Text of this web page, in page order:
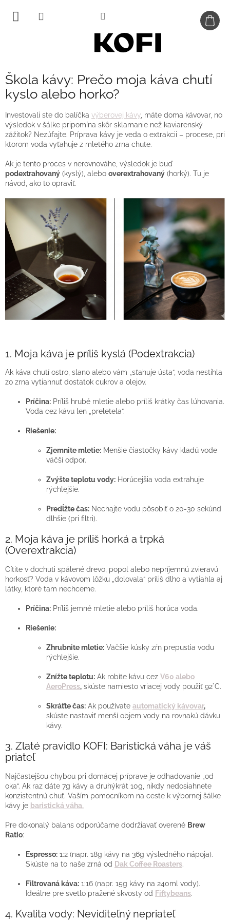
obsah
Škola kávy: Prečo moja káva chutí
kyslo alebo horko?
Investovali ste do balíčka výberovej kávy , máte doma kávovar, no
výsledok v šálke pripomína skôr sklamanie než kaviarenský
zážitok? Nezúfajte. Príprava kávy je veda o extrakcii – procese, pri
ktorom voda vyťahuje z mletého zrna chute.
Ak je tento proces v nerovnováhe, výsledok je buď
podextrahovaný (kyslý), alebo overextrahovaný (horký). Tu je
návod, ako to opraviť.
1. Moja káva je príliš kyslá (Podextrakcia)
Ak káva chutí ostro, slano alebo vám „sťahuje ústa“, voda nestihla
zo zrna vytiahnuť dostatok cukrov a olejov.
Príčina: Príliš hrubé mletie alebo príliš krátky čas lúhovania.
Voda cez kávu len „preletela“.
Riešenie:
Zjemnite mletie: Menšie čiastočky kávy kladú vode
väčší odpor.
Zvýšte teplotu vody: Horúcejšia voda extrahuje
rýchlejšie.
Predĺžte čas: Nechajte vodu pôsobiť o 20-30 sekúnd
dlhšie (pri filtri).
2. Moja káva je príliš horká a trpká
(Overextrakcia)
Cítite v dochuti spálené drevo, popol alebo nepríjemnú zvieravú
horkosť? Voda v kávovom lôžku „dolovala“ príliš dlho a vytiahla aj
látky, ktoré tam nechceme.
Príčina: Príliš jemné mletie alebo príliš horúca voda.
Riešenie:
Zhrubnite mletie: Väčšie kúsky zŕn prepustia vodu
rýchlejšie.
Znížte teplotu: Ak robíte kávu cez V60 alebo
AeroPress, skúste namiesto vriacej vody použiť 92°C.
Skráťte čas: Ak používate automatický kávovar,
skúste nastaviť menší objem vody na rovnakú dávku
kávy.
3. Zlaté pravidlo KOFI: Baristická váha je váš
priateľ
Najčastejšou chybou pri domácej príprave je odhadovanie „od
oka“. Ak raz dáte 7g kávy a druhýkrát 10g, nikdy nedosiahnete
konzistentnú chuť. Vaším pomocníkom na ceste k výbornej šálke
kávy je baristická váha.
Pre dokonalý balans odporúčame dodržiavať overené Brew
Ratio:
Espresso: 1:2 (napr. 18g kávy na 36g výsledného nápoja).
Skúste na to naše zrná od Dak Coffee Roasters.
Filtrovaná káva: 1:16 (napr. 15g kávy na 240ml vody).
Ideálne pre svetlo pražené skvosty od Fiftybeans.
4. Kvalita vody: Neviditeľný nepriateľ